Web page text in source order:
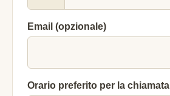
Email (opzionale)
Orario preferito per la chiamata